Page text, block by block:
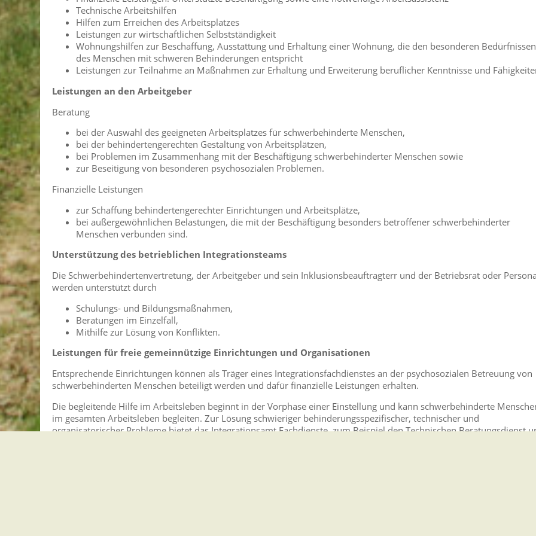
Technische Arbeitshilfen
Hilfen zum Erreichen des Arbeitsplatzes
Leistungen zur wirtschaftlichen Selbstständigkeit
Wohnungshilfen zur Beschaffung, Ausstattung und Erhaltung einer Wohnung, die den besonderen Bedürfnissen
des Menschen mit schweren Behinderungen entspricht
Leistungen zur Teilnahme an Maßnahmen zur Erhaltung und Erweiterung beruflicher Kenntnisse und
Leistungen an den Arbeitgeber
Beratung
bei der Auswahl des geeigneten Arbeitsplatzes für schwerbehinderte Menschen,
bei der behindertengerechten Gestaltung von Arbeitsplätzen,
bei Problemen im Zusammenhang mit der Beschäftigung schwerbehinderter Menschen sowie
zur Beseitigung von besonderen psychosozialen Problemen.
Finanzielle Leistungen
zur Schaffung behindertengerechter Einrichtungen und Arbeitsplätze,
bei außergewöhnlichen Belastungen, die mit der Beschäftigung besonders betroffener schwerbehinderter
Menschen verbunden sind.
Unterstützung des betrieblichen Integrationsteams
Die Schwerbehindertenvertretung, der Arbeitgeber und sein Inklusionsbeauftragterr und der Betriebsrat oder
werden unterstützt durch
Schulungs- und Bildungsmaßnahmen,
Beratungen im Einzelfall,
Mithilfe zur Lösung von Konflikten.
Leistungen für freie gemeinnützige Einrichtungen und Organisationen
Entsprechende Einrichtungen können als Träger eines Integrationsfachdienstes an der psychosozialen Betreuung von
schwerbehinderten Menschen beteiligt werden und dafür finanzielle Leistungen erhalten.
Die begleitende Hilfe im Arbeitsleben beginnt in der Vorphase einer Einstellung und kann schwerbehinderte
im gesamten Arbeitsleben begleiten. Zur Lösung schwieriger behinderungsspezifischer, technischer und
organisatorischer Probleme bietet das Integrationsamt Fachdienste, zum Beispiel den Technischen Beratungsdienst